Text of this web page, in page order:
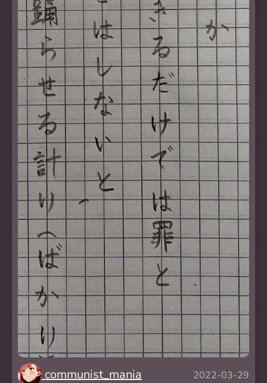
communist_mania 2022-03-29